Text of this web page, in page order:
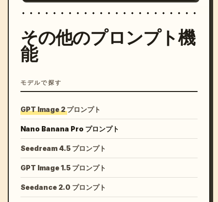
その他のプロンプト機
能
モデルで探す
GPT Image 2 プロンプト
Nano Banana Pro プロンプト
Seedream 4.5 プロンプト
GPT Image 1.5 プロンプト
Seedance 2.0 プロンプト